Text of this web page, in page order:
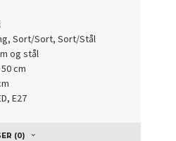
Sort/Sort, Sort/Stål
og stål
cm
E27
(0)